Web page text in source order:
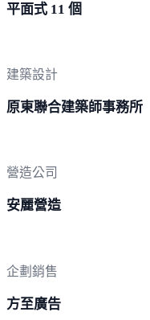
平面式 11 個
建築設計
原東聯合建築師事務所
營造公司
安麗營造
企劃銷售
方至廣告